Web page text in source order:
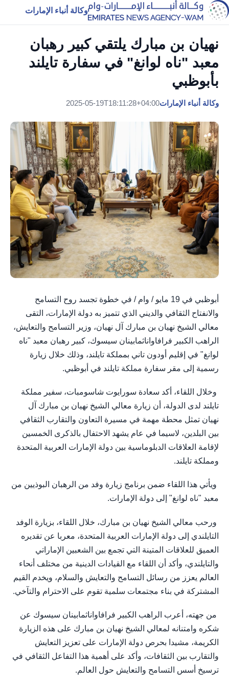
وكالة أنباء الإمارات
نهيان بن مبارك يلتقي كبير رهبان
معبد "ناه لوانغ" في سفارة تايلند
بأبوظبي
وكالة أنباء الإمارات2025-05-19T18:11:28+04:00
أبوظبي في 19 مايو / وام / في خطوة تجسد روح التسامح
والانفتاح الثقافي والديني الذي تتميز به دولة الإمارات، التقى
معالي الشيخ نهيان بن مبارك آل نهيان، وزير التسامح والتعايش،
الراهب الكبير فرافاواناثمابينان سيسوك، كبير رهبان معبد "ناه
لوانغ" في إقليم أودون تاني بمملكة تايلند، وذلك خلال زيارة
رسمية إلى مقر سفارة مملكة تايلند في أبوظبي.
وخلال اللقاء، أكد سعادة سورايوت شاسومبات، سفير مملكة
تايلند لدى الدولة، أن زيارة معالي الشيخ نهيان بن مبارك آل
نهيان تمثل محطة مهمة في مسيرة التعاون والتقارب الثقافي
بين البلدين، لاسيما في عام يشهد الاحتفال بالذكرى الخمسين
لإقامة العلاقات الدبلوماسية بين دولة الإمارات العربية المتحدة
ومملكة تايلند.
ويأتي هذا اللقاء ضمن برنامج زيارة وفد من الرهبان البوذيين من
معبد "ناه لوانغ" إلى دولة الإمارات.
ورحب معالي الشيخ نهيان بن مبارك، خلال اللقاء، بزيارة الوفد
التايلندي إلى دولة الإمارات العربية المتحدة، معربا عن تقديره
العميق للعلاقات المتينة التي تجمع بين الشعبين الإماراتي
والتايلندي، وأكد أن اللقاء مع القيادات الدينية من مختلف أنحاء
العالم يعزز من رسائل التسامح والتعايش والسلام، ويخدم القيم
المشتركة في بناء مجتمعات سلمية تقوم على الاحترام والتآخي.
من جهته، أعرب الراهب الكبير فرافاواناثمابينان سيسوك عن
شكره وامتنانه لمعالي الشيخ نهيان بن مبارك على هذه الزيارة
الكريمة، مشيدا بحرص دولة الإمارات على تعزيز التعايش
والتقارب بين الثقافات، وأكد على أهمية هذا التفاعل الثقافي في
ترسيخ أسس التسامح والتعايش حول العالم.